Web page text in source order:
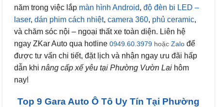
năm trong việc lắp màn hình Android, độ đèn bi LED –
laser, dán phim cách nhiệt, camera 360, phủ ceramic,
và chăm sóc nội – ngoại thất xe toàn diện. Liên hệ
ngay ZKar Auto qua hotline 0949.60.3979 hoặc Zalo để
được tư vấn chi tiết, đặt lịch và nhận ngay ưu đãi hấp
dẫn khi nâng cấp xế yêu tại Phường Vườn Lai hôm
nay!
Top 9 Gara Auto Ô Tô Uy Tín Tại Phường